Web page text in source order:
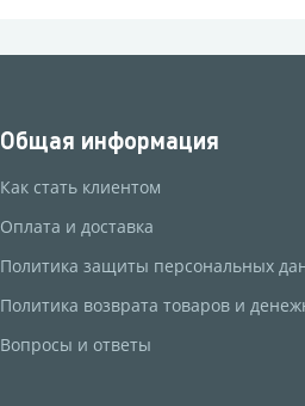
Общая информация
Как стать клиентом
Оплата и доставка
Политика защиты персональных
Политика возврата товаров и
Вопросы и ответы